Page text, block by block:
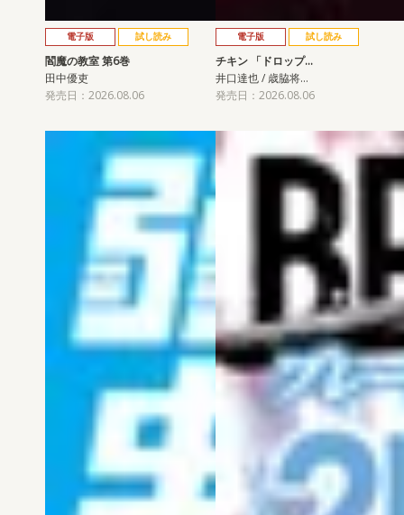
電子版 試し読み
閻魔の教室 第6巻
田中優吏
発売日：2026.08.06
電子版 試し読み
チキン 「ドロップ…
井口達也 / 歳脇将…
発売日：2026.08.06